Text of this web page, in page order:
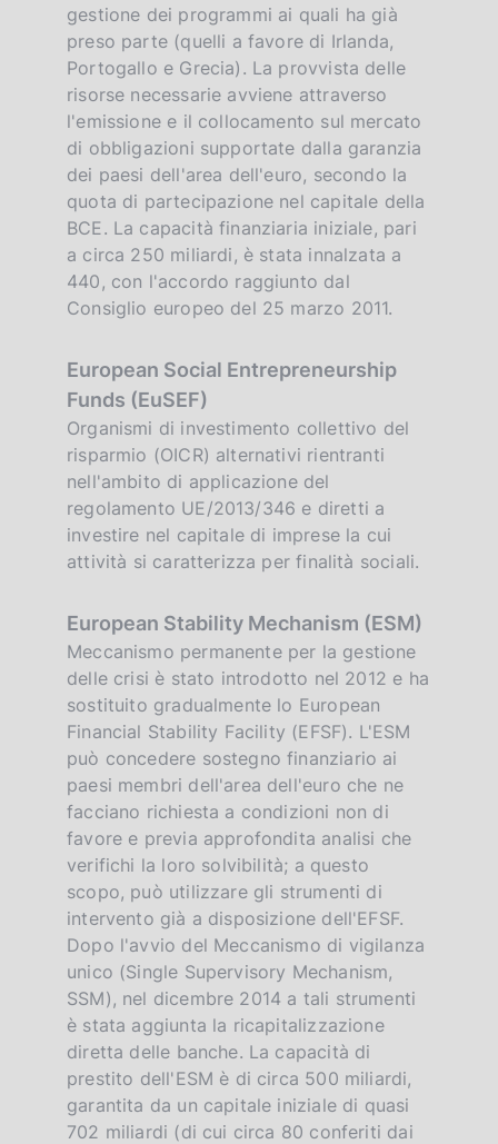
gestione dei programmi ai quali ha già
preso parte (quelli a favore di Irlanda,
Portogallo e Grecia). La provvista delle
risorse necessarie avviene attraverso
l'emissione e il collocamento sul mercato
di obbligazioni supportate dalla garanzia
dei paesi dell'area dell'euro, secondo la
quota di partecipazione nel capitale della
BCE. La capacità finanziaria iniziale, pari
a circa 250 miliardi, è stata innalzata a
440, con l'accordo raggiunto dal
Consiglio europeo del 25 marzo 2011.
European Social Entrepreneurship
Funds (EuSEF)
Organismi di investimento collettivo del
risparmio (OICR) alternativi rientranti
nell'ambito di applicazione del
regolamento UE/2013/346 e diretti a
investire nel capitale di imprese la cui
attività si caratterizza per finalità sociali.
European Stability Mechanism (ESM)
Meccanismo permanente per la gestione
delle crisi è stato introdotto nel 2012 e ha
sostituito gradualmente lo European
Financial Stability Facility (EFSF). L'ESM
può concedere sostegno finanziario ai
paesi membri dell'area dell'euro che ne
facciano richiesta a condizioni non di
favore e previa approfondita analisi che
verifichi la loro solvibilità; a questo
scopo, può utilizzare gli strumenti di
intervento già a disposizione dell'EFSF.
Dopo l'avvio del Meccanismo di vigilanza
unico (Single Supervisory Mechanism,
SSM), nel dicembre 2014 a tali strumenti
è stata aggiunta la ricapitalizzazione
diretta delle banche. La capacità di
prestito dell'ESM è di circa 500 miliardi,
garantita da un capitale iniziale di quasi
702 miliardi (di cui circa 80 conferiti dai